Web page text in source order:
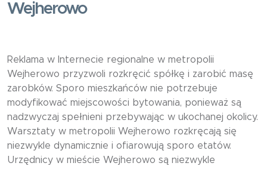
Wejherowo
Reklama w Internecie regionalne w metropolii
Wejherowo przyzwoli rozkręcić spółkę i zarobić masę
zarobków. Sporo mieszkańców nie potrzebuje
modyfikować miejscowości bytowania, ponieważ są
nadzwyczaj spełnieni przebywając w ukochanej okolicy.
Warsztaty w metropolii Wejherowo rozkręcają się
niezwykle dynamicznie i ofiarowują sporo etatów.
Urzędnicy w mieście Wejherowo są niezwykle